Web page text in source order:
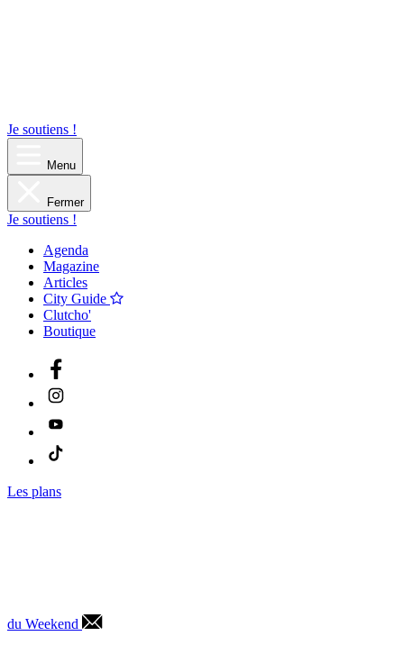
Je soutiens !
Menu
Fermer
Je soutiens !
Agenda
Magazine
Articles
City Guide
Clutcho'
Boutique
Les plans
du Weekend